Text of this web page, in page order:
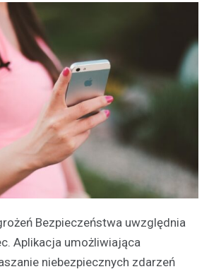
Bezpieczeństwa uwzględnia
Aplikacja umożliwiająca
niebezpiecznych zdarzeń